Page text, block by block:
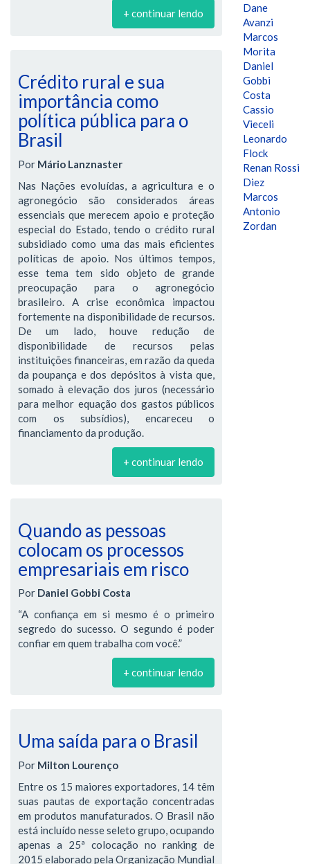
+ continuar lendo
Crédito rural e sua
importância como
política pública para o
Brasil
Por Mário Lanznaster
Nas Nações evoluídas, a agricultura e o
agronegócio são considerados áreas
essenciais que merecem apoio e proteção
especial do Estado, tendo o crédito rural
subsidiado como uma das mais eficientes
políticas de apoio. Nos últimos tempos,
esse tema tem sido objeto de grande
preocupação para o agronegócio
brasileiro. A crise econômica impactou
fortemente na disponibilidade de recursos.
De um lado, houve redução de
disponibilidade de recursos pelas
instituições financeiras, em razão da queda
da poupança e dos depósitos à vista que,
somado à elevação dos juros (necessário
para melhor equação dos gastos públicos
com os subsídios), encareceu o
financiamento da produção.
+ continuar lendo
Quando as pessoas
colocam os processos
empresariais em risco
Por Daniel Gobbi Costa
“A confiança em si mesmo é o primeiro
segredo do sucesso. O segundo é poder
confiar em quem trabalha com você.”
+ continuar lendo
Uma saída para o Brasil
Por Milton Lourenço
Entre os 15 maiores exportadores, 14 têm
suas pautas de exportação concentradas
em produtos manufaturados. O Brasil não
está incluído nesse seleto grupo, ocupando
apenas a 25ª colocação no ranking de
2015 elaborado pela Organização Mundial
Dane
Avanzi
Marcos
Morita
Daniel
Gobbi
Costa
Cassio
Vieceli
Leonardo
Flock
Renan Rossi
Diez
Marcos
Antonio
Zordan